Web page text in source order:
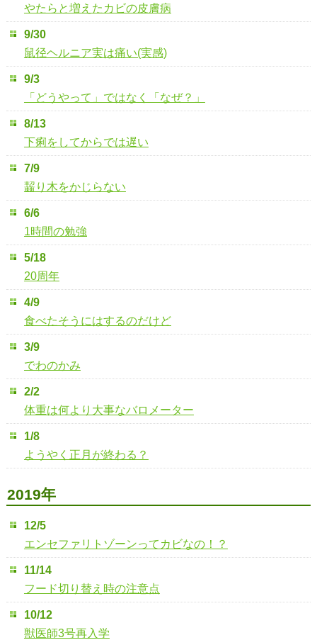
やたらと増えたカビの皮膚病
9/30
鼠径ヘルニア実は痛い(実感)
9/3
「どうやって」ではなく「なぜ？」
8/13
下痢をしてからでは遅い
7/9
齧り木をかじらない
6/6
1時間の勉強
5/18
20周年
4/9
食べたそうにはするのだけど
3/9
でわのかみ
2/2
体重は何より大事なバロメーター
1/8
ようやく正月が終わる？
2019年
12/5
エンセファリトゾーンってカビなの！？
11/14
フード切り替え時の注意点
10/12
獣医師3号再入学